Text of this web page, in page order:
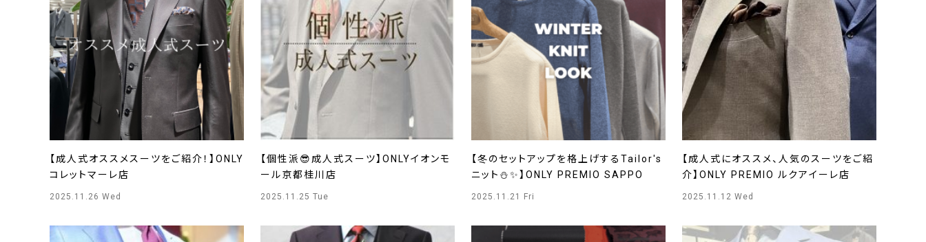
【成人式オススメスーツをご紹介！】ONLY
コレットマーレ店
2025.11.26 Wed
【個性派😎成人式スーツ】ONLYイオンモ
ール京都桂川店
2025.11.25 Tue
【冬のセットアップを格上げするTailor's
ニット⛄✨】ONLY PREMIO SAPPO
2025.11.21 Fri
【成人式にオススメ、人気のスーツをご紹
介】ONLY PREMIO ルクアイーレ店
2025.11.12 Wed